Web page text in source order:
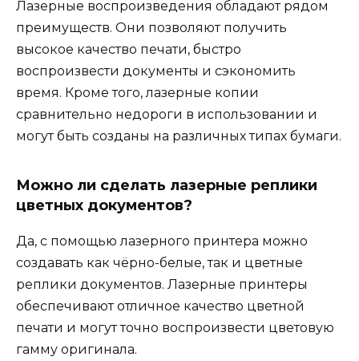
Лазерные воспроизведения обладают рядом
преимуществ. Они позволяют получить
высокое качество печати, быстро
воспроизвести документы и сэкономить
время. Кроме того, лазерные копии
сравнительно недороги в использовании и
могут быть созданы на различных типах бумаги.
Можно ли сделать лазерные реплики
цветных документов?
Да, с помощью лазерного принтера можно
создавать как чёрно-белые, так и цветные
реплики документов. Лазерные принтеры
обеспечивают отличное качество цветной
печати и могут точно воспроизвести цветовую
гамму оригинала.